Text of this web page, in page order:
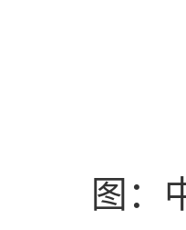
图：